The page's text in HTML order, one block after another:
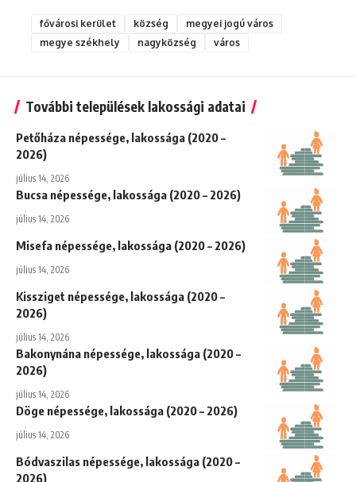
fővárosi kerület község
megyei jogú város
megye székhely
nagyközség város
További települések lakossági adatai
Petőháza népessége, lakossága (2020 –
2026)
július 14, 2026
Bucsa népessége, lakossága (2020 – 2026)
július 14, 2026
Misefa népessége, lakossága (2020 – 2026)
július 14, 2026
Kissziget népessége, lakossága (2020 –
2026)
július 14, 2026
Bakonynána népessége, lakossága (2020 –
2026)
július 14, 2026
Döge népessége, lakossága (2020 – 2026)
július 14, 2026
Bódvaszilas népessége, lakossága (2020 –
2026)